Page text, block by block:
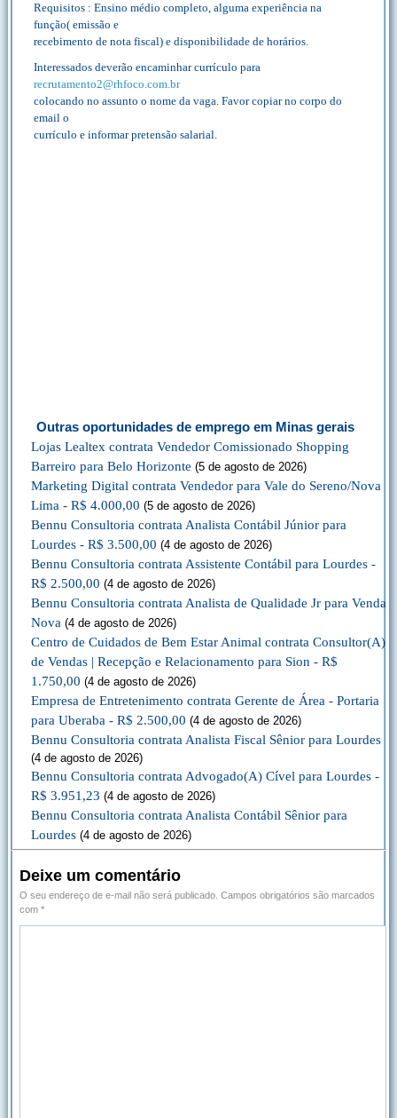
Requisitos : Ensino médio completo, alguma experiência na
função( emissão e
recebimento de nota fiscal) e disponibilidade de horários.
Interessados deverão encaminhar currículo para
recrutamento2@rhfoco.com.br
colocando no assunto o nome da vaga. Favor copiar no corpo do
email o
currículo e informar pretensão salarial.
Outras oportunidades de emprego em Minas gerais
Lojas Lealtex contrata Vendedor Comissionado Shopping
Barreiro para Belo Horizonte (5 de agosto de 2026)
Marketing Digital contrata Vendedor para Vale do Sereno/Nova
Lima - R$ 4.000,00 (5 de agosto de 2026)
Bennu Consultoria contrata Analista Contábil Júnior para
Lourdes - R$ 3.500,00 (4 de agosto de 2026)
Bennu Consultoria contrata Assistente Contábil para Lourdes -
R$ 2.500,00 (4 de agosto de 2026)
Bennu Consultoria contrata Analista de Qualidade Jr para Venda
Nova (4 de agosto de 2026)
Centro de Cuidados de Bem Estar Animal contrata Consultor(A)
de Vendas | Recepção e Relacionamento para Sion - R$
1.750,00 (4 de agosto de 2026)
Empresa de Entretenimento contrata Gerente de Área - Portaria
para Uberaba - R$ 2.500,00 (4 de agosto de 2026)
Bennu Consultoria contrata Analista Fiscal Sênior para Lourdes
(4 de agosto de 2026)
Bennu Consultoria contrata Advogado(A) Cível para Lourdes -
R$ 3.951,23 (4 de agosto de 2026)
Bennu Consultoria contrata Analista Contábil Sênior para
Lourdes (4 de agosto de 2026)
Deixe um comentário
O seu endereço de e-mail não será publicado. Campos obrigatórios são marcados
com *